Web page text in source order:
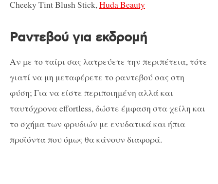
Cheeky Tint Blush Stick,Huda Beauty
Ραντεβού για εκδρομή
Αν με το ταίρι σας λατρεύετε την περιπέτεια, τότε
γιατί να μη μεταφέρετε το ραντεβού σας στη
φύση; Για να είστε περιποιημένη αλλά και
ταυτόχρονα effortless, δώστε έμφαση στα χείλη και
το σχήμα των φρυδιών με ενυδατικά και ήπια
προϊόντα που όμως θα κάνουν διαφορά.